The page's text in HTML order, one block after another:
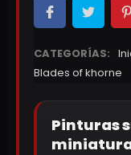
CATEGORÍAS:
Blades of khorne
Pinturas